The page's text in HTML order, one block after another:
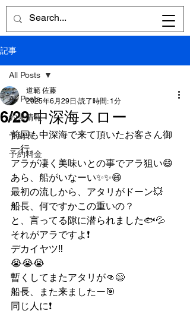
記事
All Posts
釣果情報
予約表
予約料金
All Posts
6/29 中深海スロー
道範 佐藤
2025年6月29日 読了時間: 1分
前回も中深海で来て頂いたお客さん御
一行。
アラが凄く美味いとの事でアラ狙い😄
あら、船がいなーい✨✨😄
最初の流しから、アタリがドーン💥
船長、何ですかこの重いの？
と、言ってる隙に潜られました🐟💦
それがアラですよ❗️
デカイヤツ‼️
😭😭😭
暫くしてまたアタリが👊😄
船長、また来ましたー🎯
同じ人に❗️